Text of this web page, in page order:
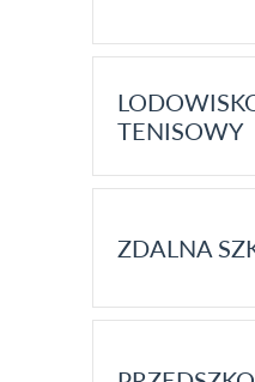
TENISOWY
ZDALNA